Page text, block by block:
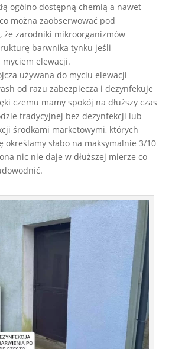
ogólno dostępną chemią a nawet
można zaobserwować pod
że zarodniki mikroorganizmów
barwnika tynku jeśli
myciem elewacji.
używana do myciu elewacji
od razu zabezpiecza i dezynfekuje
czemu mamy spokój na dłuższy czas
tradycyjnej bez dezynfekcji lub
środkami marketowymi, których
określamy słabo na maksymalnie 3/10
nic nie daje w dłuższej mierze co